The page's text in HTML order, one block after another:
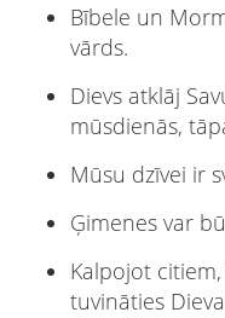
Bībele un
vārds.
Dievs atklāj
mūsdienās,
Mūsu dzīvei ir
Ģimenes var
Kalpojot
tuvināties